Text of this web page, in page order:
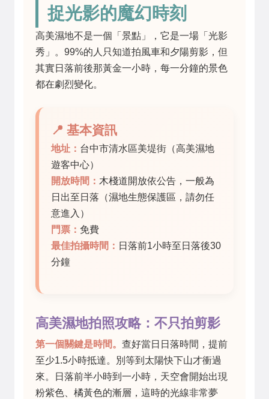
捉光影的魔幻時刻
高美濕地不是一個「景點」，它是一場「光影
秀」。99%的人只知道拍風車和夕陽剪影，但
其實日落前後那黃金一小時，每一分鐘的景色
都在劇烈變化。
📍 基本資訊
地址： 台中市清水區美堤街（高美濕地
遊客中心）
開放時間： 木棧道開放依公告，一般為
日出至日落（濕地生態保護區，請勿任
意進入）
門票： 免費
最佳拍攝時間： 日落前1小時至日落後30
分鐘
高美濕地拍照攻略：不只拍剪影
第一個關鍵是時間。 查好當日日落時間，提前
至少1.5小時抵達。別等到太陽快下山才衝過
來。日落前半小時到一小時，天空會開始出現
粉紫色、橘黃色的漸層，這時的光線非常夢